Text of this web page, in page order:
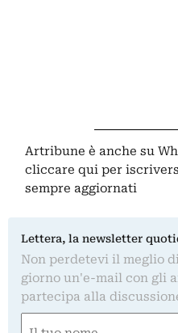
Artribune è anche su
cliccare qui per
sempre aggiornati
Lettera, la newsletter
Non perdetevi il meglio
giorno un'e-mail con gli
partecipa alla